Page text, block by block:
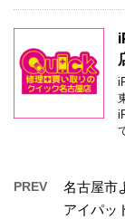
PREV
名古屋市
アイパッ